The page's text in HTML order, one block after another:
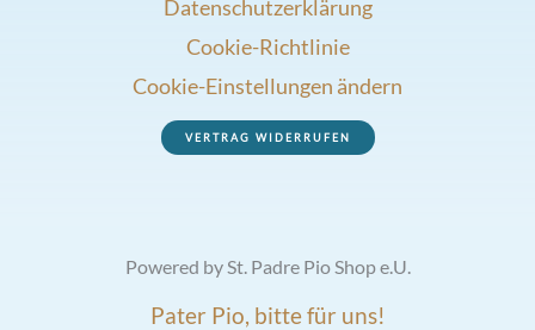
Datenschutzerklärung
Cookie-Richtlinie
Cookie-Einstellungen ändern
VERTRAG WIDERRUFEN
Powered by St. Padre Pio Shop e.U.
Pater Pio, bitte für uns!